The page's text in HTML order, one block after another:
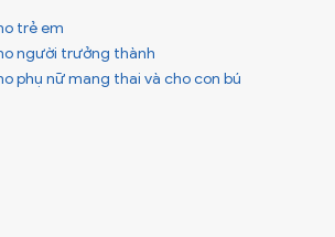
trẻ em
người trưởng thành
phụ nữ mang thai và cho con bú